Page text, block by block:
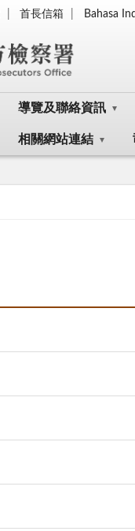
首長信箱 Bahasa
導覽及聯絡資訊
相關網站連結